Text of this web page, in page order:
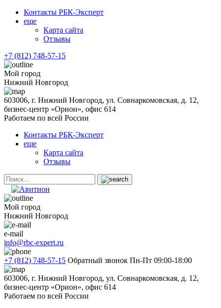
Контакты РБК-Эксперт
еще
Карта сайта
Отзывы
+7 (812) 748-57-15
Мой город
Нижний Новгород
603006, г. Нижний Новгород, ул. Совнаркомовская, д. 12,
бизнес-центр «Орион», офис 614
Работаем по всей России
Контакты РБК-Эксперт
еще
Карта сайта
Отзывы
Мой город
Нижний Новгород
e-mail
info@rbc-expert.ru
+7 (812) 748-57-15 Обратный звонок Пн-Пт 09:00-18:00
603006, г. Нижний Новгород, ул. Совнаркомовская, д. 12,
бизнес-центр «Орион», офис 614
Работаем по всей России